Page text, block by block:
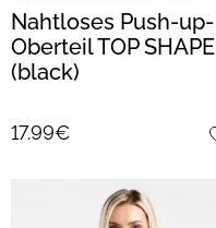
Nahtloses Push-up-
Oberteil TOP SHAPE
(black)
17.99€